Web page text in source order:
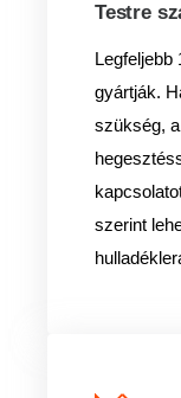
Testre
Legfeljebb
gyártják.
szükség,
szerint